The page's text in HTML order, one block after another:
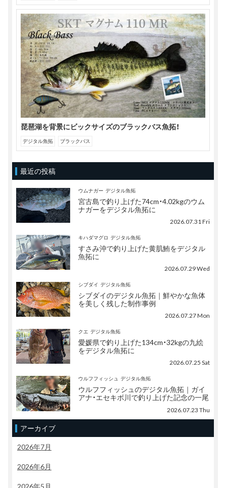
琵琶湖を背景にビックサイズのブラックバス魚拓！
デジタル魚拓 ブラックバス
最近の投稿
ウムナガー デジタル魚拓
宮古島で釣り上げた74cm・4.02kgのウム
ナガーをデジタル魚拓に
2026.07.31 Fri
キハダマグロ デジタル魚拓
すさみ沖で釣り上げた黄肌鮪をデジタル
魚拓に
2026.07.29 Wed
シブダイ デジタル魚拓
シブダイのデジタル魚拓｜鮮やかな魚体
を美しく残した制作事例
2026.07.27 Mon
クエ デジタル魚拓
愛媛県で釣り上げた134cm・32kgの九絵
をデジタル魚拓に
2026.07.25 Sat
ウルフフィッシュ デジタル魚拓
ウルフフィッシュのデジタル魚拓｜ガイ
アナ・エセキボ川で釣り上げた記念の一尾
2026.07.23 Thu
アーカイブ
2026年7月
2026年6月
2026年5月